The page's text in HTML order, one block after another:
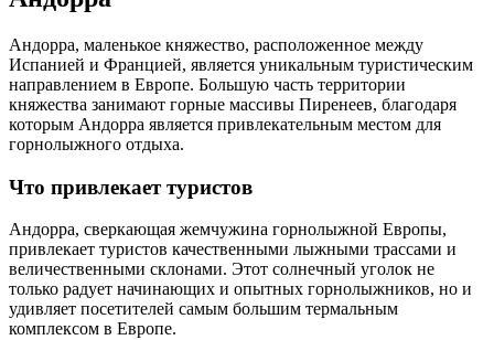
Андорра, маленькое княжество, расположенное между
Испанией и Францией, является уникальным туристическим
направлением в Европе. Большую часть территории
княжества занимают горные массивы Пиренеев, благодаря
которым Андорра является привлекательным местом для
горнолыжного отдыха.
Что привлекает туристов
Андорра, сверкающая жемчужина горнолыжной Европы,
привлекает туристов качественными лыжными трассами и
величественными склонами. Этот солнечный уголок не
только радует начинающих и опытных горнолыжников, но и
удивляет посетителей самым большим термальным
комплексом в Европе.